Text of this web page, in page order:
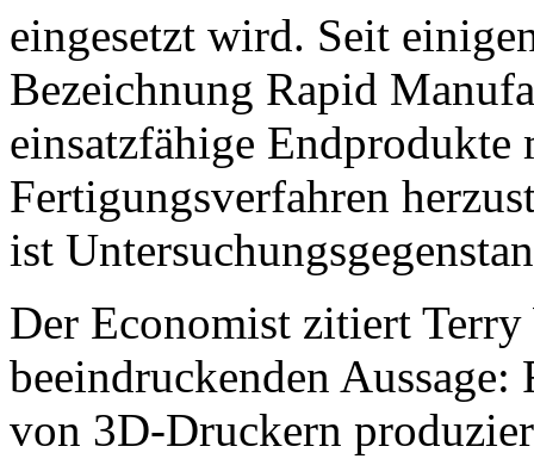
eingesetzt wird. Seit
Bezeichnung Rapid
einsatzfähige
Fertigungsverfahren
ist
Der Economist zitiert
beeindruckenden
von 3D-Druckern